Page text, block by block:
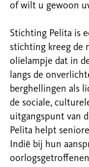
of wilt u gewoon
Stichting Pelita is
stichting kreeg de
olielampje dat in
langs de
berghellingen als
de sociale,
uitgangspunt van
Pelita helpt
Indië bij hun